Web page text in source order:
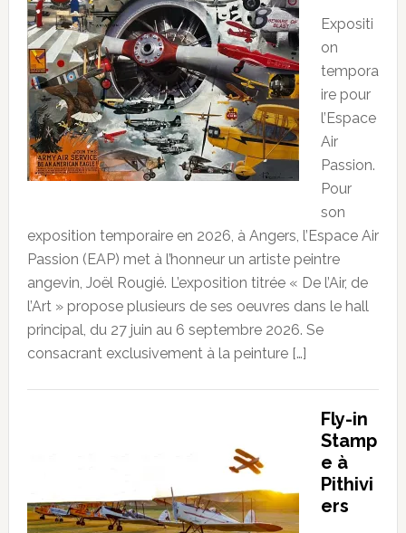
Expositi
on
tempora
ire pour
l’Espace
Air
Passion.
Pour
son
exposition temporaire en 2026, à Angers, l’Espace Air
Passion (EAP) met à l’honneur un artiste peintre
angevin, Joël Rougié. L’exposition titrée « De l’Air, de
l’Art » propose plusieurs de ses oeuvres dans le hall
principal, du 27 juin au 6 septembre 2026. Se
consacrant exclusivement à la peinture […]
Fly-in
Stamp
e à
Pithivi
ers